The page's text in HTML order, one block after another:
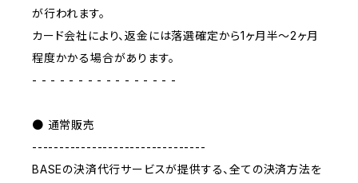
が行われます。
カード会社により、返金には落選確定から1ヶ月半～2ヶ月
程度かかる場合があります。
- - - - - - - - - - - - - - - -
● 通常販売
--------------------------------
BASEの決済代行サービスが提供する、全ての決済方法を